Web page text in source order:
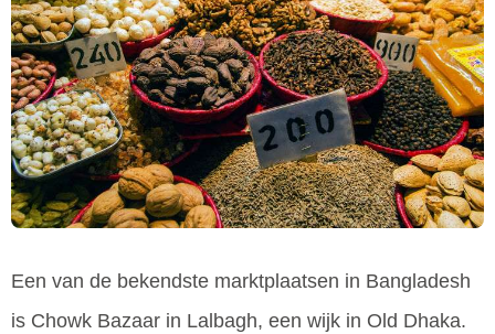
Een van de bekendste marktplaatsen in Bangladesh
is Chowk Bazaar in Lalbagh, een wijk in Old Dhaka.